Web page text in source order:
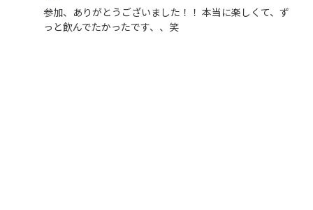
参加、ありがとうございました！！ 本当に楽しくて、ず
っと飲んでたかったです、、笑